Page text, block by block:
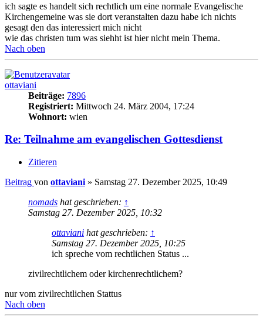
ich sagte es handelt sich rechtlich um eine normale Evangelische
Kirchengemeine was sie dort veranstalten dazu habe ich nichts
gesagt den das interessiert mich nicht
wie das christen tum was siehht ist hier nicht mein Thema.
Nach oben
ottaviani
Beiträge: 7896
Registriert: Mittwoch 24. März 2004, 17:24
Wohnort: wien
Re: Teilnahme am evangelischen Gottesdienst
Zitieren
Beitrag von ottaviani » Samstag 27. Dezember 2025, 10:49
nomads hat geschrieben: ↑
Samstag 27. Dezember 2025, 10:32
ottaviani hat geschrieben: ↑
Samstag 27. Dezember 2025, 10:25
ich spreche vom rechtlichen Status ...
zivilrechtlichem oder kirchenrechtlichem?
nur vom zivilrechtlichen Stattus
Nach oben